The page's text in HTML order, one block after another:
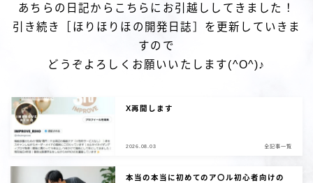
あちらの日記からこちらにお引越ししてきました！
引き続き［ほりほりほの開発日誌］を更新していきま
すので
どうぞよろしくお願いいたします(^O^)♪
X再開します
2026.08.03 全記事一覧
本当の本当に初めてのア〇ル初心者向けの